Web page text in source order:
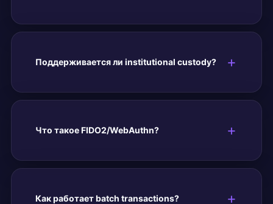
Поддерживается ли institutional custody?
Что такое FIDO2/WebAuthn?
Как работает batch transactions?